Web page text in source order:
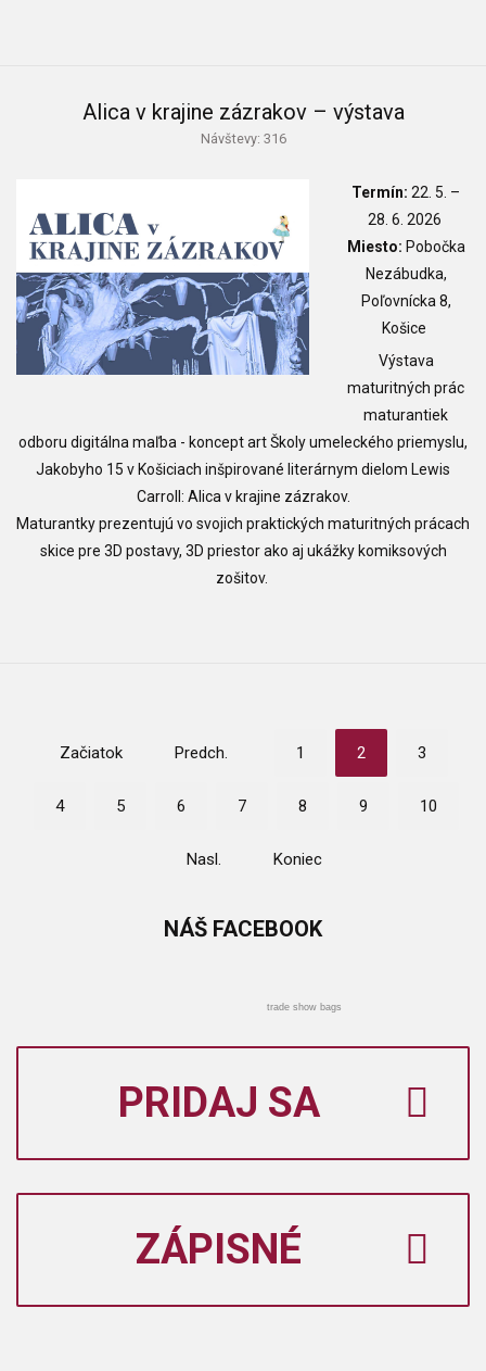
Alica v krajine zázrakov – výstava
Návštevy: 316
Termín: 22. 5. –
28. 6. 2026
Miesto: Pobočka
Nezábudka,
Poľovnícka 8,
Košice
Výstava
maturitných prác
maturantiek
odboru digitálna maľba - koncept art Školy umeleckého priemyslu,
Jakobyho 15 v Košiciach inšpirované literárnym dielom Lewis
Carroll: Alica v krajine zázrakov.
Maturantky prezentujú vo svojich praktických maturitných prácach
skice pre 3D postavy, 3D priestor ako aj ukážky komiksových
zošitov.
Začiatok Predch. 1 2 3
4 5 6 7 8 9 10
Nasl. Koniec
NÁŠ FACEBOOK
trade show bags
PRIDAJ SA
ZÁPISNÉ